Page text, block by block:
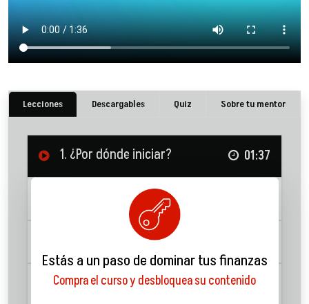
Lecciones Descargables Quiz Sobre tu mentor
1. ¿Por dónde iniciar? 01:37
2. El inicio de todo
3. Fundamentales del bitcoin
4. Después del bitcoin...
Estás a un paso de dominar tus finanzas
Compra el curso y desbloquea su contenido